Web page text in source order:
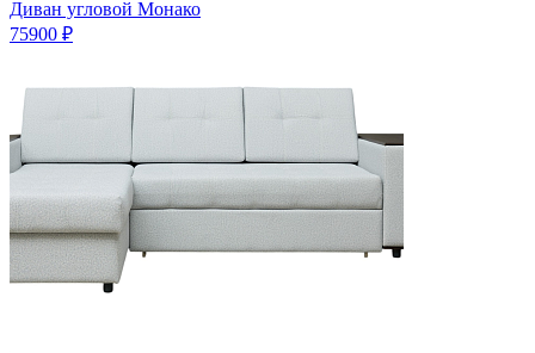
Диван угловой Монако
75900 ₽